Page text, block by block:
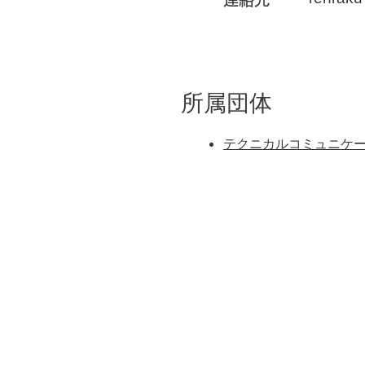
所属団体
テクニカルコミュニケ